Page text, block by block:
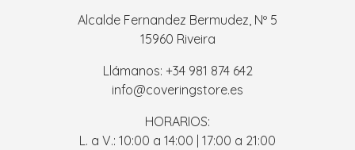
Alcalde Fernandez Bermudez, Nº 5
15960 Riveira
Llámanos: +34 981 874 642
info@coveringstore.es
HORARIOS:
L. a V.: 10:00 a 14:00 | 17:00 a 21:00